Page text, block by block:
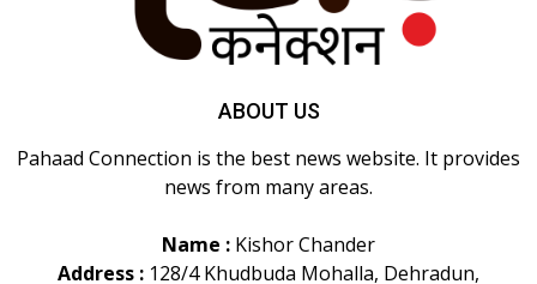
ABOUT US
Pahaad Connection is the best news website. It provides
news from many areas.
Name : Kishor Chander
Address : 128/4 Khudbuda Mohalla, Dehradun,